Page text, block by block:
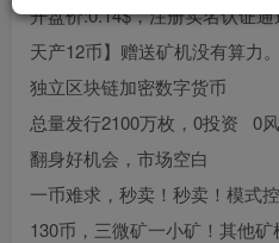
开盘价:0.14$，注册实名认证
天产12币】赠送矿机没有算力
独立区块链加密数字货币
总量发行2100万枚，0投资 0
翻身好机会，市场空白
一币难求，秒卖！秒卖！模式
130币，三微矿一小矿！其他